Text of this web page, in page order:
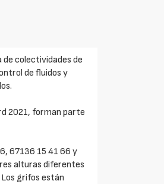
de colectividades de
de fluidos y
2021, forman parte
67136 15 41 66 y
alturas diferentes
grifos están